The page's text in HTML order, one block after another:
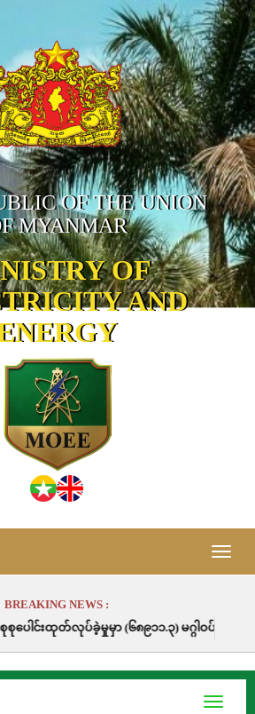
OF THE UNION
MYANMAR
OF
AND
Toggle
BREAKING NEWS :
ခဲ့မှုမှာ (၆၈၉၁၁.၃) မဂ္ဂါဝပ်နာရီဖြစ်ပါသည်။
Toggle